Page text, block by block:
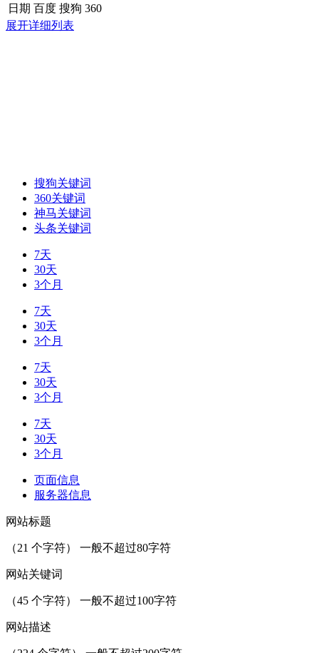
日期 百度 搜狗 360
展开详细列表
搜狗关键词
360关键词
神马关键词
头条关键词
7天
30天
3个月
7天
30天
3个月
7天
30天
3个月
7天
30天
3个月
页面信息
服务器信息
网站标题
（21 个字符） 一般不超过80字符
网站关键词
（45 个字符） 一般不超过100字符
网站描述